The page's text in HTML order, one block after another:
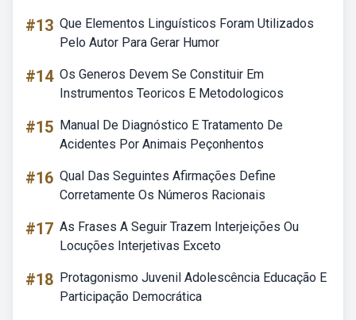
#13 Que Elementos Linguísticos Foram Utilizados
Pelo Autor Para Gerar Humor
#14 Os Generos Devem Se Constituir Em
Instrumentos Teoricos E Metodologicos
#15 Manual De Diagnóstico E Tratamento De
Acidentes Por Animais Peçonhentos
#16 Qual Das Seguintes Afirmações Define
Corretamente Os Números Racionais
#17 As Frases A Seguir Trazem Interjeições Ou
Locuções Interjetivas Exceto
#18 Protagonismo Juvenil Adolescência Educação E
Participação Democrática